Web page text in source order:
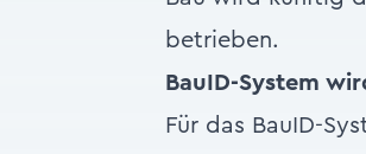
betrieben.
BauID-System
Für das BauID-